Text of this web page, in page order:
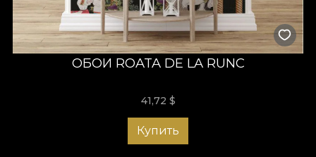
ОБОИ ROATA DE LA RUNC
41,72 $
Купить